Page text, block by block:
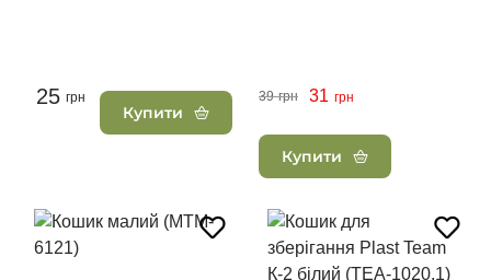
25 грн
Купити
39 грн 31 грн
Купити